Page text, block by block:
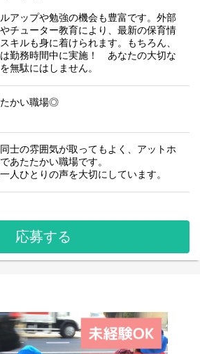
アップや勉強の機会も豊富です。外部
チューター教育により、最新の保育情
キルも身に着けられます。もちろん、
勤務時間中に実施！ あなたの大切な
無駄にはしません。
かい職場◎
士の雰囲気が取ってもよく、アットホ
あたたかい職場です。
人ひとりの声を大切にしています。
応募する